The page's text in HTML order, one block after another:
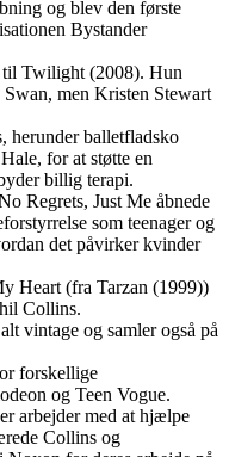
og blev den første
Bystander
til Twilight (2008). Hun
men Kristen Stewart
herunder balletfladsko
for at støtte en
billig terapi.
Regrets, Just Me åbnede
som teenager og
det påvirker kvinder
Heart (fra Tarzan (1999))
Collins.
vintage og samler også på
forskellige
og Teen Vogue.
arbejder med at hjælpe
Collins og